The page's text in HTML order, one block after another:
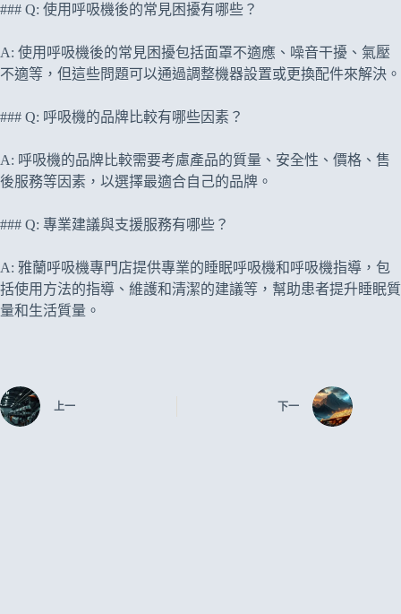
### Q: 使用呼吸機後的常見困擾有哪些？
A: 使用呼吸機後的常見困擾包括面罩不適應、噪音干擾、氣壓
不適等，但這些問題可以通過調整機器設置或更換配件來解決。
### Q: 呼吸機的品牌比較有哪些因素？
A: 呼吸機的品牌比較需要考慮產品的質量、安全性、價格、售
後服務等因素，以選擇最適合自己的品牌。
### Q: 專業建議與支援服務有哪些？
A: 雅蘭呼吸機專門店提供專業的睡眠呼吸機和呼吸機指導，包
括使用方法的指導、維護和清潔的建議等，幫助患者提升睡眠質
量和生活質量。
上一 下一